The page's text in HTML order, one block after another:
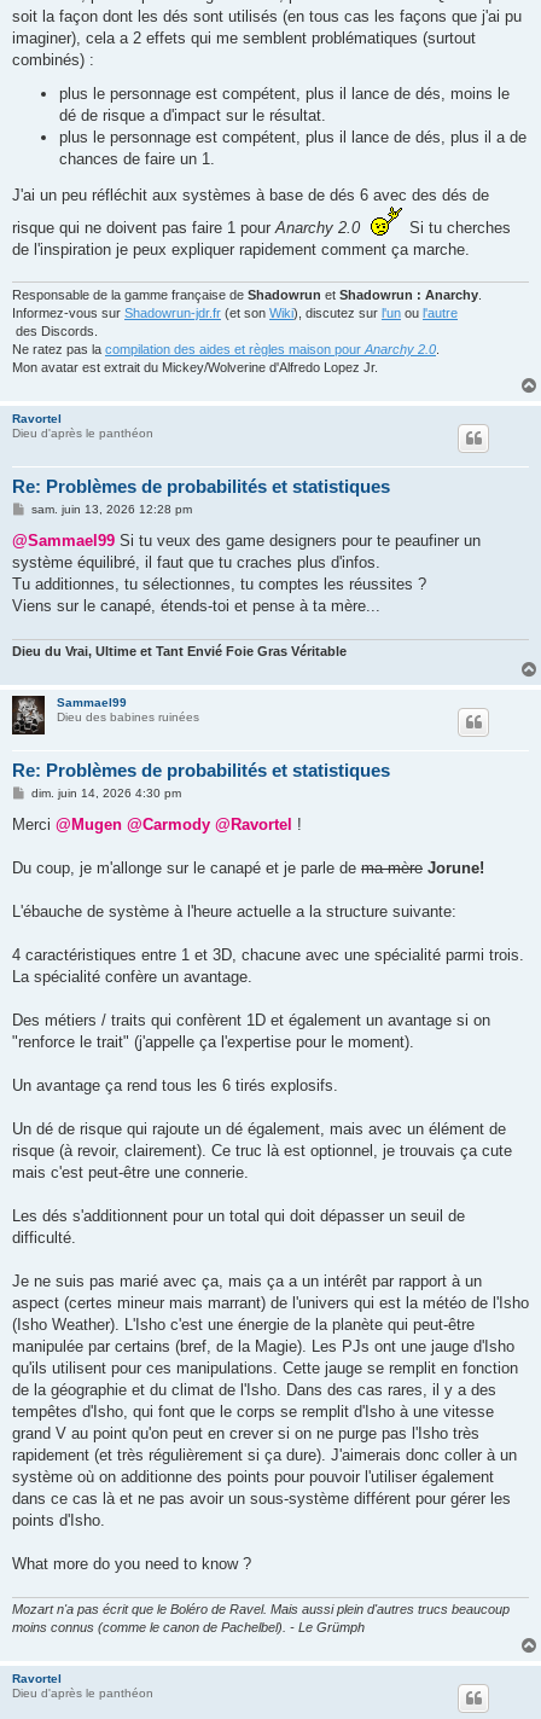
soit la façon dont les dés sont utilisés (en tous cas les façons que j'ai pu
imaginer), cela a 2 effets qui me semblent problématiques (surtout
combinés) :
plus le personnage est compétent, plus il lance de dés, moins le
dé de risque a d'impact sur le résultat.
plus le personnage est compétent, plus il lance de dés, plus il a de
chances de faire un 1.
J'ai un peu réfléchit aux systèmes à base de dés 6 avec des dés de
risque qui ne doivent pas faire 1 pour Anarchy 2.0
Si tu cherches
de l'inspiration je peux expliquer rapidement comment ça marche.
Responsable de la gamme française de Shadowrun et Shadowrun : Anarchy
Informez-vous sur Shadowrun-jdr.fr (et son Wiki), discutez sur l'un ou l'autre
des Discords.
Ne ratez pas la compilation des aides et règles maison pour Anarchy 2.0
Mon avatar est extrait du Mickey/Wolverine d'Alfredo Lopez Jr.
Ravortel
Dieu d'après le panthéon
Re: Problèmes de probabilités et statistiques
M
s
a
g
sam. juin 13, 2026 12:28 pm
@Sammael99 Si tu veux des game designers pour te peaufiner un
système équilibré, il faut que tu craches plus d'infos.
Tu additionnes, tu sélectionnes, tu comptes les réussites ?
Viens sur le canapé, étends-toi et pense à ta mère...
Dieu du Vrai, Ultime et Tant Envié Foie Gras Véritable
Sammael99
Dieu des babines ruinées
Re: Problèmes de probabilités et statistiques
M
s
g
dim. juin 14, 2026 4:30 pm
Merci @Mugen @Carmody @Ravortel !
Du coup, je m'allonge sur le canapé et je parle de ma mère Jorune!
L'ébauche de système à l'heure actuelle a la structure suivante:
4 caractéristiques entre 1 et 3D, chacune avec une spécialité parmi trois.
La spécialité confère un avantage.
Des métiers / traits qui confèrent 1D et également un avantage si on
"renforce le trait" (j'appelle ça l'expertise pour le moment).
Un avantage ça rend tous les 6 tirés explosifs.
Un dé de risque qui rajoute un dé également, mais avec un élément de
risque (à revoir, clairement). Ce truc là est optionnel, je trouvais ça cute
mais c'est peut-être une connerie.
Les dés s'additionnent pour un total qui doit dépasser un seuil de
difficulté.
Je ne suis pas marié avec ça, mais ça a un intérêt par rapport à un
aspect (certes mineur mais marrant) de l'univers qui est la météo de l'Isho
(Isho Weather). L'Isho c'est une énergie de la planète qui peut-être
manipulée par certains (bref, de la Magie). Les PJs ont une jauge d'Isho
qu'ils utilisent pour ces manipulations. Cette jauge se remplit en fonction
de la géographie et du climat de l'Isho. Dans des cas rares, il y a des
tempêtes d'Isho, qui font que le corps se remplit d'Isho à une vitesse
grand V au point qu'on peut en crever si on ne purge pas l'Isho très
rapidement (et très régulièrement si ça dure). J'aimerais donc coller à un
système où on additionne des points pour pouvoir l'utiliser également
dans ce cas là et ne pas avoir un sous-système différent pour gérer les
points d'Isho.
What more do you need to know ?
Mozart n'a pas écrit que le Boléro de Ravel. Mais aussi plein d'autres trucs beaucoup
moins connus (comme le canon de Pachelbel). - Le Grümph
Ravortel
Dieu d'après le panthéon